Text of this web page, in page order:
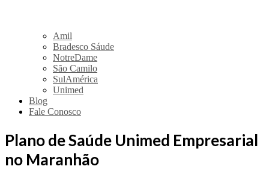
Amil
Bradesco Sáude
NotreDame
São Camilo
SulAmérica
Unimed
Blog
Fale Conosco
Plano de Saúde Unimed Empresarial
no Maranhão